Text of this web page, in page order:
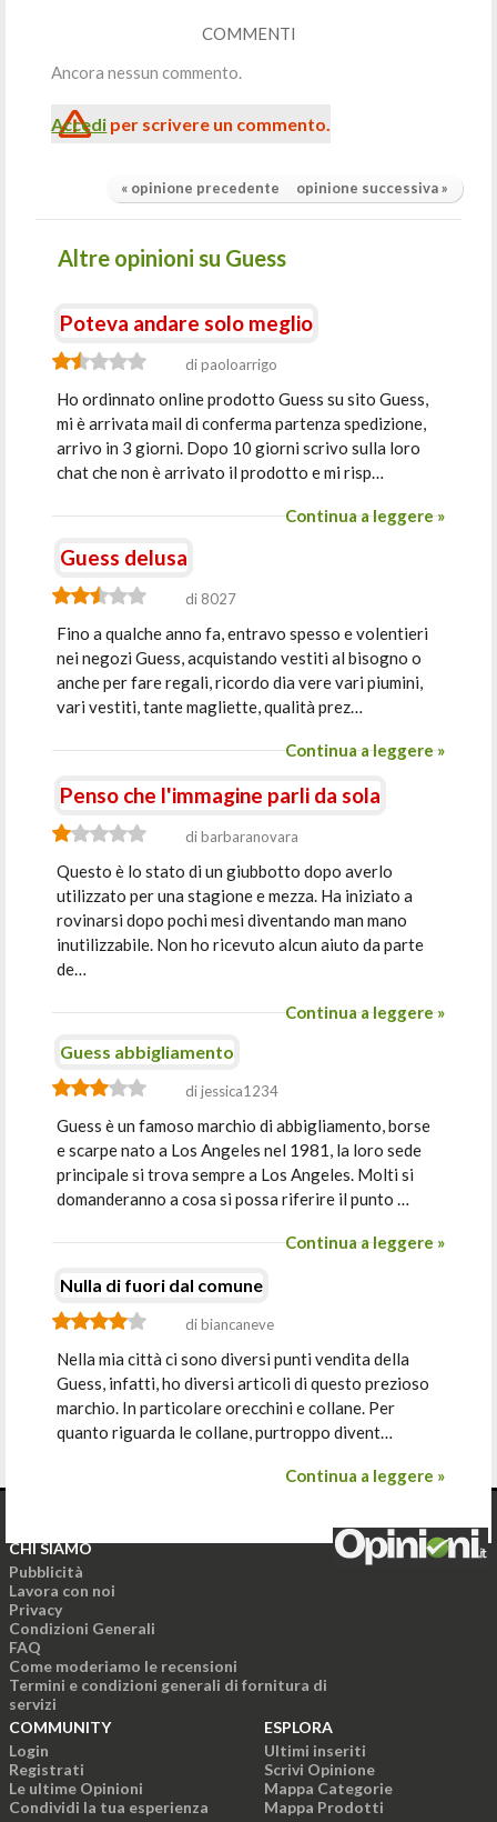
COMMENTI
Ancora nessun commento.
Accedi per scrivere un commento.
« opinione precedente opinione successiva »
Altre opinioni su Guess
Poteva andare solo meglio
di paoloarrigo
Ho ordinnato online prodotto Guess su sito Guess,
mi è arrivata mail di conferma partenza spedizione,
arrivo in 3 giorni. Dopo 10 giorni scrivo sulla loro
chat che non è arrivato il prodotto e mi risp…
Continua a leggere »
Guess delusa
di 8027
Fino a qualche anno fa, entravo spesso e volentieri
nei negozi Guess, acquistando vestiti al bisogno o
anche per fare regali, ricordo dia vere vari piumini,
vari vestiti, tante magliette, qualità prez…
Continua a leggere »
Penso che l'immagine parli da sola
di barbaranovara
Questo è lo stato di un giubbotto dopo averlo
utilizzato per una stagione e mezza. Ha iniziato a
rovinarsi dopo pochi mesi diventando man mano
inutilizzabile. Non ho ricevuto alcun aiuto da parte
de…
Continua a leggere »
Guess abbigliamento
di jessica1234
Guess è un famoso marchio di abbigliamento, borse
e scarpe nato a Los Angeles nel 1981, la loro sede
principale si trova sempre a Los Angeles. Molti si
domanderanno a cosa si possa riferire il punto …
Continua a leggere »
Nulla di fuori dal comune
di biancaneve
Nella mia città ci sono diversi punti vendita della
Guess, infatti, ho diversi articoli di questo prezioso
marchio. In particolare orecchini e collane. Per
quanto riguarda le collane, purtroppo divent…
Continua a leggere »
CHI SIAMO
Pubblicità
Lavora con noi
Privacy
Condizioni Generali
FAQ
Come moderiamo le recensioni
Termini e condizioni generali di fornitura di
servizi
COMMUNITY
Login
Registrati
Le ultime Opinioni
Condividi la tua esperienza
ESPLORA
Ultimi inseriti
Scrivi Opinione
Mappa Categorie
Mappa Prodotti